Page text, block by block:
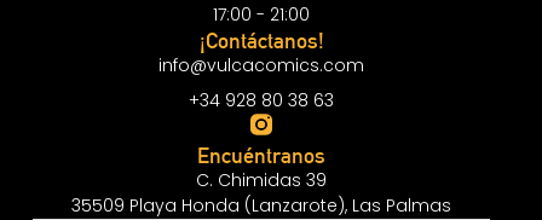
17:00 - 21:00
¡Contáctanos!
info@vulcacomics.com
+34 928 80 38 63
Encuéntranos
C. Chimidas 39
35509 Playa Honda (Lanzarote), Las Palmas